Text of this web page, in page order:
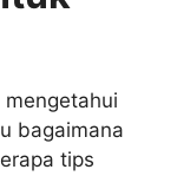
bagaimana
tips